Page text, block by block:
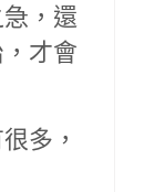
，還
才會
多，